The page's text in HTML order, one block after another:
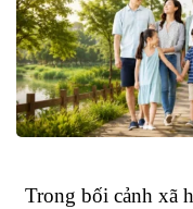
Trong bối cảnh xã